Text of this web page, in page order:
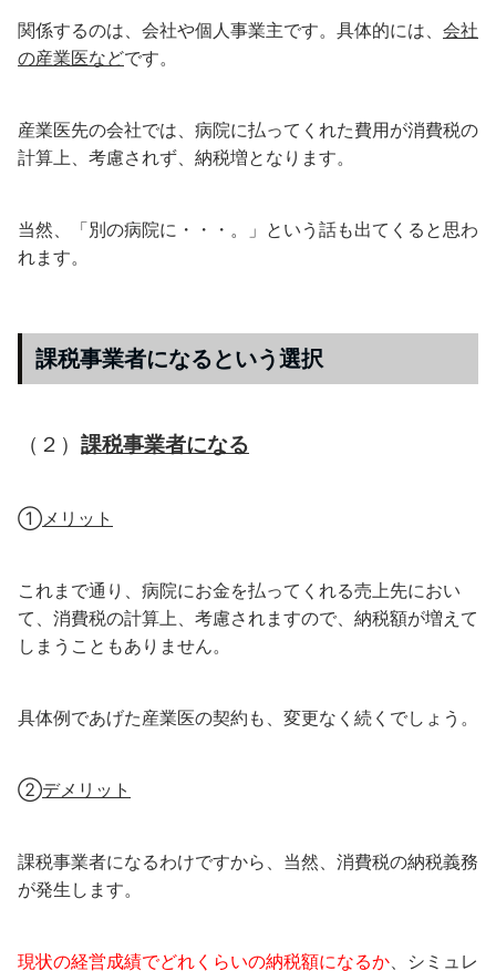
関係するのは、会社や個人事業主です。具体的には、 会社
の産業医などです。
産業医先の会社では、病院に払ってくれた費用が消費税の
計算上、考慮されず、納税増となります。
当然、「別の病院に・・・。」という話も出てくると思わ
れます。
課税事業者になるという選択
（２） 課税事業者になる
① メリット
これまで通り、病院にお金を払ってくれる売上先におい
て、消費税の計算上、考慮されますので、納税額が増えて
しまうこともありません。
具体例であげた産業医の契約も、変更なく続くでしょう。
②デメリット
課税事業者になるわけですから、当然、消費税の納税義務
が発生します。
現状の経営成績でどれくらいの納税額になるか 、シミュレ